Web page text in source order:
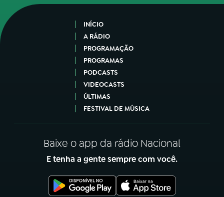
INÍCIO
A RÁDIO
PROGRAMAÇÃO
PROGRAMAS
PODCASTS
VIDEOCASTS
ÚLTIMAS
FESTIVAL DE MÚSICA
Baixe o app da rádio Nacional
E tenha a gente sempre com você.